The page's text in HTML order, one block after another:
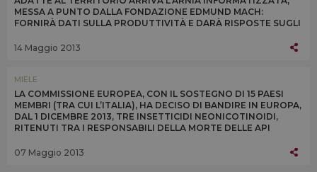
MESSA A PUNTO DALLA FONDAZIONE EDMUND MACH:
FORNIRÀ DATI SULLA PRODUTTIVITÀ E DARÀ RISPOSTE SUGLI
14 Maggio 2013
MIELE
LA COMMISSIONE EUROPEA, CON IL SOSTEGNO DI 15 PAESI
MEMBRI (TRA CUI L’ITALIA), HA DECISO DI BANDIRE IN EUROPA,
DAL 1 DICEMBRE 2013, TRE INSETTICIDI NEONICOTINOIDI,
RITENUTI TRA I RESPONSABILI DELLA MORTE DELLE API
07 Maggio 2013